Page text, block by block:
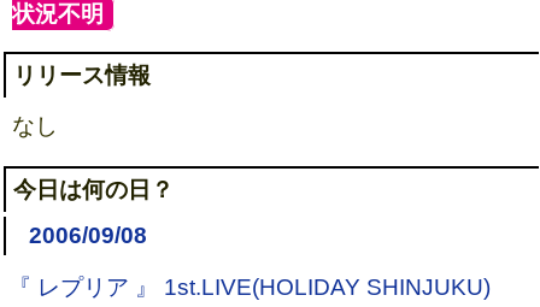
状況不明
リリース情報
なし
今日は何の日？
2006/09/08
『 レプリア 』 1st.LIVE(HOLIDAY SHINJUKU)